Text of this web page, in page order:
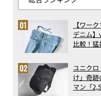
【ワー
デニム
比較！
で決定版
ユニク
け」奇跡
マン「